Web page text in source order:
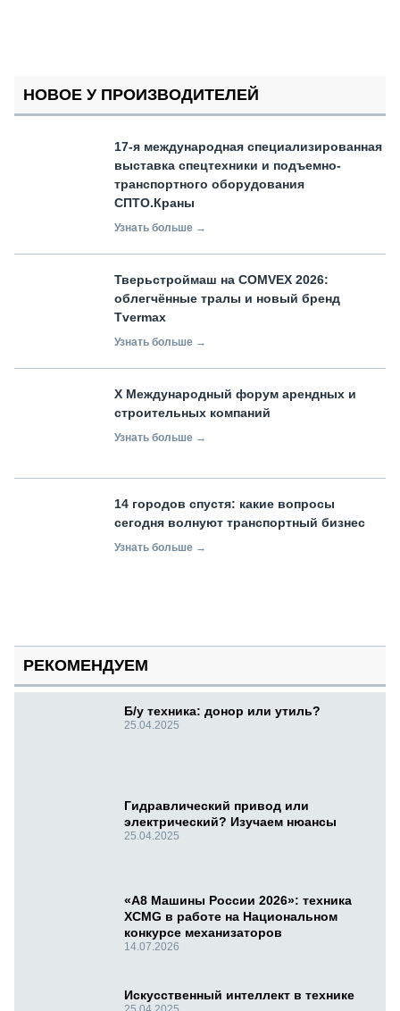
НОВОЕ У ПРОИЗВОДИТЕЛЕЙ
17-я международная специализированная
выставка спецтехники и подъемно-
транспортного оборудования
СПТО.Краны
Узнать больше →
Тверьстроймаш на COMVEX 2026:
облегчённые тралы и новый бренд
Tvermax
Узнать больше →
X Международный форум арендных и
строительных компаний
Узнать больше →
14 городов спустя: какие вопросы
сегодня волнуют транспортный бизнес
Узнать больше →
РЕКОМЕНДУЕМ
Б/у техника: донор или утиль?
25.04.2025
Гидравлический привод или
электрический? Изучаем нюансы
25.04.2025
«А8 Машины России 2026»: техника
XCMG в работе на Национальном
конкурсе механизаторов
14.07.2026
Искусственный интеллект в технике